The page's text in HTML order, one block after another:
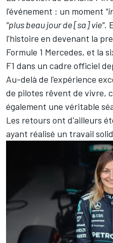
l'événement : un moment
"plus beau jour de [sa] vie".
l'histoire en devenant la
Formule 1 Mercedes, et la
F1 dans un cadre officiel
Au-delà de l'expérience
de pilotes rêvent de vivre,
également une véritable
Les retours ont d'ailleurs
ayant réalisé un travail